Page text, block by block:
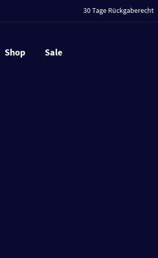
30 Tage Rückgaberecht
Shop Sale